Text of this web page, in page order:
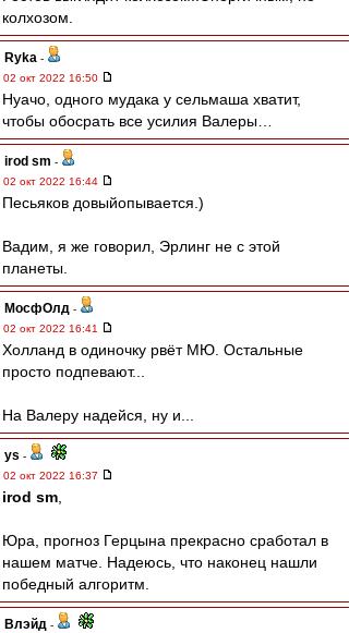
колхозом.
Ryka -
02 окт 2022 16:50
Нуачо, одного мудака у сельмаша хватит,
чтобы обосрать все усилия Валеры…
irod sm -
02 окт 2022 16:44
Песьяков довыйопывается.)
Вадим, я же говорил, Эрлинг не с этой
планеты.
МосфОлд -
02 окт 2022 16:41
Холланд в одиночку рвёт МЮ. Остальные
просто подпевают...
На Валеру надейся, ну и...
ys -
02 окт 2022 16:37
irod sm
Юра, прогноз Герцына прекрасно сработал в
нашем матче. Надеюсь, что наконец нашли
победный алгоритм.
Влэйд -